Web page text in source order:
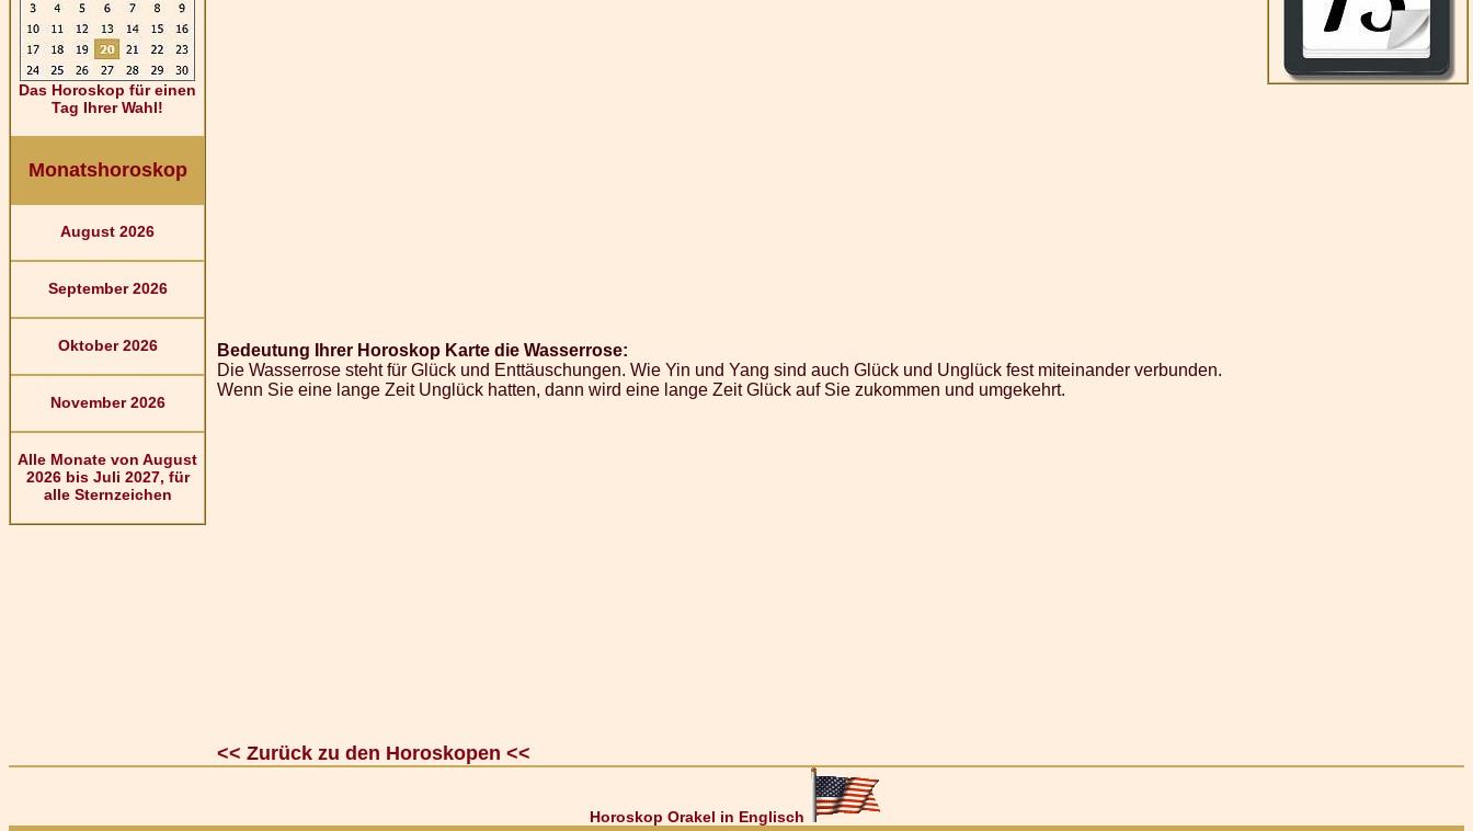
Das Horoskop für einen
Tag Ihrer Wahl!
Monatshoroskop
August 2026
September 2026
Oktober 2026
November 2026
Alle Monate von August
2026 bis Juli 2027, für
alle Sternzeichen
Bedeutung Ihrer Horoskop Karte die Wasserrose:
Die Wasserrose steht für Glück und Enttäuschungen. Wie Yin und Yang sind auch Glück und Unglück fest miteinander verbunden.
Wenn Sie eine lange Zeit Unglück hatten, dann wird eine lange Zeit Glück auf Sie zukommen und umgekehrt.
<< Zurück zu den Horoskopen <<
Horoskop Orakel in Englisch